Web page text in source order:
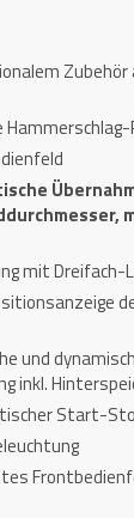
mit Dreifach-
und
inkl.
Start-